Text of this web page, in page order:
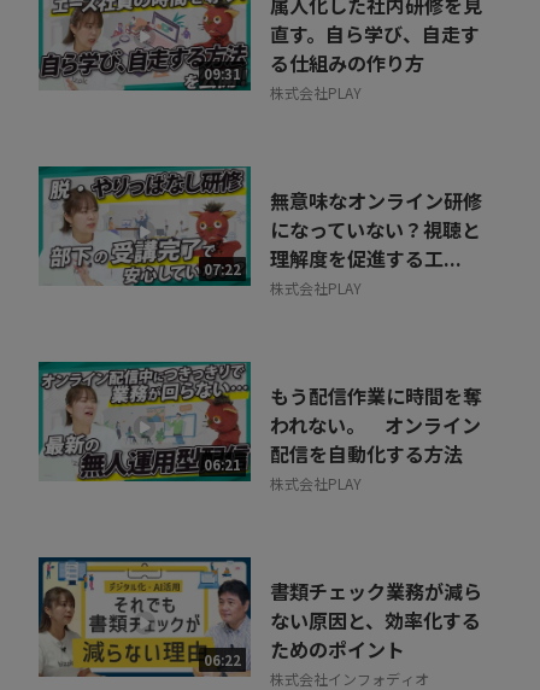
09:31
直す。自ら学び、自走す
る仕組みの作り方
株式会社PLAY
07:22
無意味なオンライン研修
になっていない？視聴と
理解度を促進する工...
株式会社PLAY
06:21
もう配信作業に時間を奪
われない。 オンライン
配信を自動化する方法
株式会社PLAY
06:22
書類チェック業務が減ら
ない原因と、効率化する
ためのポイント
株式会社インフォディオ